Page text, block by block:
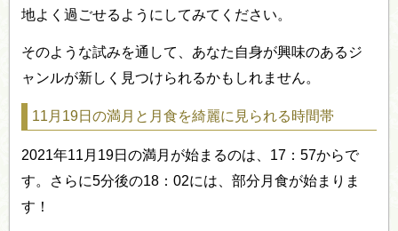
地よく過ごせるようにしてみてください。
そのような試みを通して、あなた自身が興味のあるジ
ャンルが新しく見つけられるかもしれません。
11月19日の満月と月食を綺麗に見られる時間帯
2021年11月19日の満月が始まるのは、17：57からで
す。さらに5分後の18：02には、部分月食が始まりま
す！